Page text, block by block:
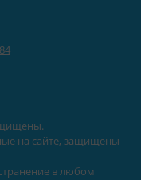
на сайте, защищены
в любом